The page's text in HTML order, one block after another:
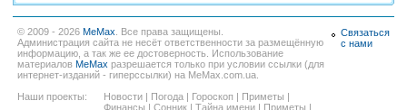
© 2009 - 2026 MeMax . Все права защищены.
Администрация сайта не несёт ответственности за размещённую
информацию, а так же ее достоверность. Использование
материалов MeMax разрешается только при условии ссылки (для
интернет-изданий - гиперссылки) на MeMax.com.ua.
Наши проекты:
Новости | Погода | Гороскоп | Приметы |
Финансы | Сонник | Тайна имени | Приметы |
Связаться
с нами